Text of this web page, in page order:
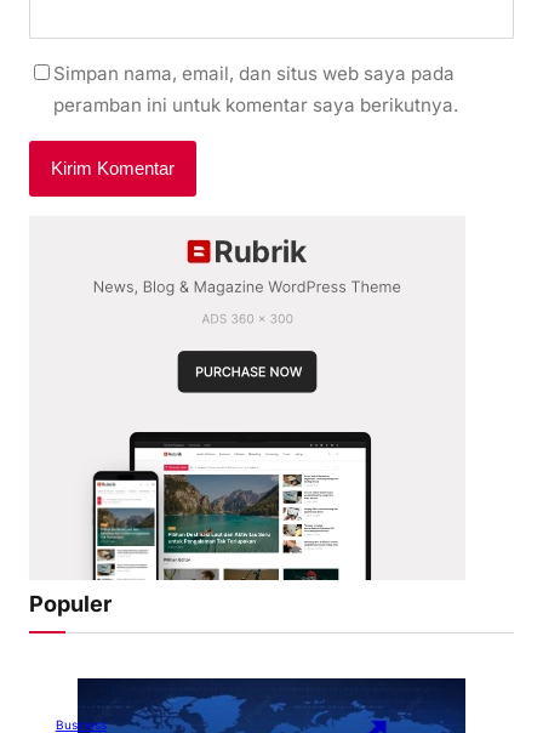
Simpan nama, email, dan situs web saya pada
peramban ini untuk komentar saya berikutnya.
Populer
Business